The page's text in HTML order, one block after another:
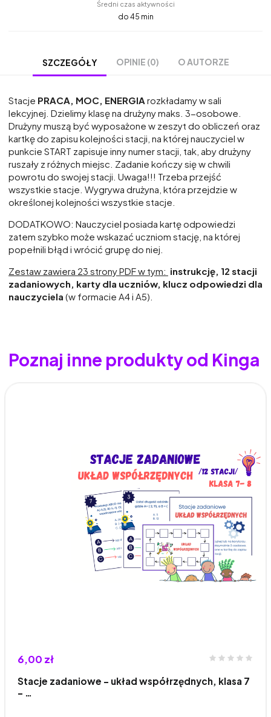
Średni czas aktywności
do 45 min
SZCZEGÓŁY OPINIE (0) O AUTORZE
Stacje PRACA, MOC, ENERGIA rozkładamy w sali
lekcyjnej. Dzielimy klasę na drużyny maks. 3-osobowe.
Drużyny muszą być wyposażone w zeszyt do obliczeń oraz
kartkę do zapisu kolejności stacji, na której nauczyciel w
punkcie START zapisuje inny numer stacji, tak, aby drużyny
ruszały z różnych miejsc. Zadanie kończy się w chwili
powrotu do swojej stacji. Uwaga!!! Trzeba przejść
wszystkie stacje. Wygrywa drużyna, która przejdzie w
określonej kolejności wszystkie stacje.
DODATKOWO: Nauczyciel posiada kartę odpowiedzi
zatem szybko może wskazać uczniom stację, na której
popełnili błąd i wrócić grupę do niej.
Zestaw zawiera 23 strony PDF w tym: instrukcję, 12 stacji
zadaniowych, karty dla uczniów, klucz odpowiedzi dla
nauczyciela (w formacie A4 i A5).
Poznaj inne produkty od Kinga
6,00 zł
Stacje zadaniowe - układ współrzędnych, klasa 7
- …